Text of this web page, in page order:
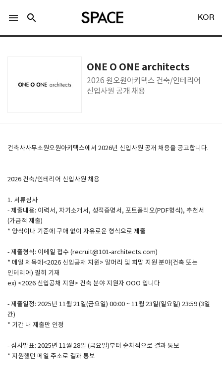
Facebook 로그인
SPACE 소개
공지사항
기사문의
Contact
menu search KOR
ONE O ONE architects
2026 원오원아키텍스 건축/인테리어
신입사원 공개 채용
건축사사무소원오원아키텍스에서 2026년 신입사원 공개 채용을 공고합니다.
2026 건축/인테리어 신입사원 채용
1. 서류심사
- 제출내용: 이력서, 자기소개서, 성적증명서, 포트폴리오(PDF형식), 추천서
(가급적 제출)
* 양식이나 기준에 구애 없이 자유로운 형식으로 제출
- 제출형식: 이메일 접수 (recruit@101-architects.com)
* 메일 제목에<2026 신입공채 지원> 말머리 및 희망 지원 분야(건축 또는
인테리어) 필히 기재
ex) <2026 신입공채 지원> 건축 분야 지원자 OOO 입니다
- 제출일정: 2025년 11월 21일(금요일) 00:00 ~ 11월 23일(일요일) 23:59 (3일
간)
* 기간 내 제출만 인정
- 심사발표: 2025년 11월 28일 (금요일)부터 순차적으로 결과 통보
* 지원했던 메일 주소로 결과 통보